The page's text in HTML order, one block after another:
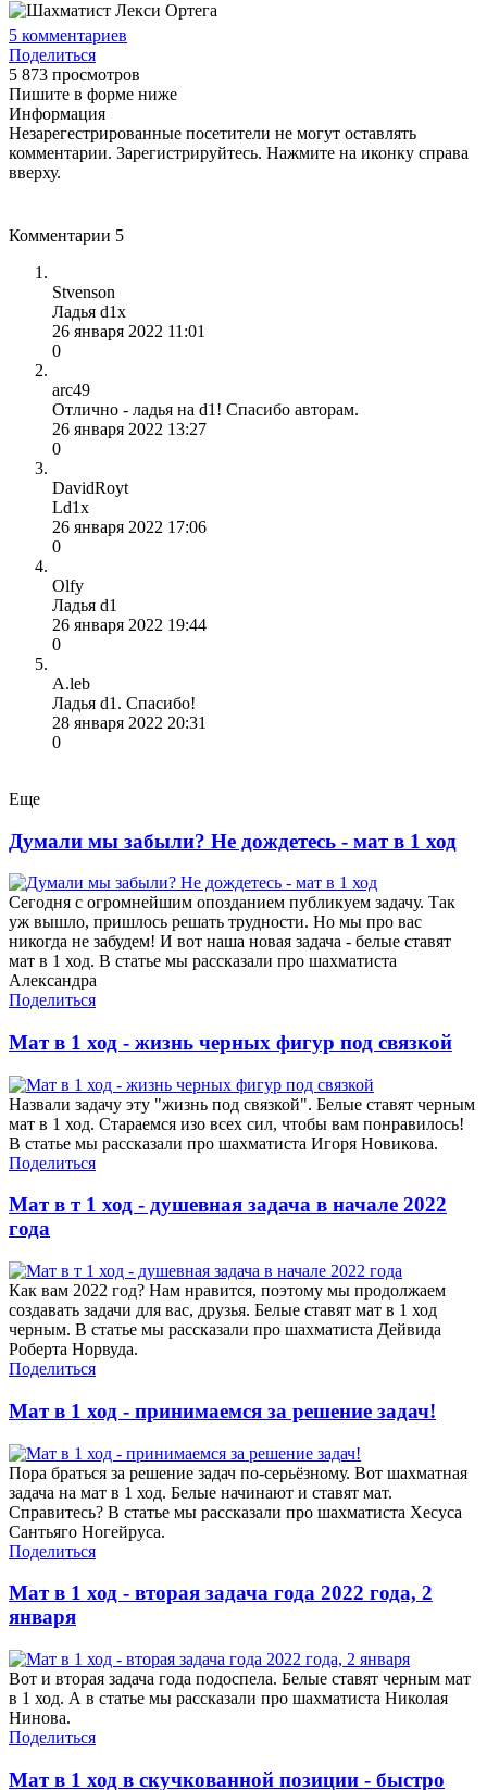
5 комментариев
Поделиться
5 873 просмотров
Пишите в форме ниже
Информация
Незарегестрированные посетители не могут оставлять
комментарии. Зарегистрируйтесь. Нажмите на иконку справа
вверху.
Комментарии 5
Stvenson
Ладья d1x
26 января 2022 11:01
0
arc49
Отлично - ладья на d1! Спасибо авторам.
26 января 2022 13:27
0
DavidRoyt
Ld1x
26 января 2022 17:06
0
Olfy
Ладья d1
26 января 2022 19:44
0
A.leb
Ладья d1. Спасибо!
28 января 2022 20:31
0
Еще
Думали мы забыли? Не дождетесь - мат в 1 ход
Сегодня с огромнейшим опозданием публикуем задачу. Так
уж вышло, пришлось решать трудности. Но мы про вас
никогда не забудем! И вот наша новая задача - белые ставят
мат в 1 ход. В статье мы рассказали про шахматиста
Александра
Поделиться
Мат в 1 ход - жизнь черных фигур под связкой
Назвали задачу эту "жизнь под связкой". Белые ставят черным
мат в 1 ход. Стараемся изо всех сил, чтобы вам понравилось!
В статье мы рассказали про шахматиста Игоря Новикова.
Поделиться
Мат в т 1 ход - душевная задача в начале 2022
года
Как вам 2022 год? Нам нравится, поэтому мы продолжаем
создавать задачи для вас, друзья. Белые ставят мат в 1 ход
черным. В статье мы рассказали про шахматиста Дейвида
Роберта Норвуда.
Поделиться
Мат в 1 ход - принимаемся за решение задач!
Пора браться за решение задач по-серьёзному. Вот шахматная
задача на мат в 1 ход. Белые начинают и ставят мат.
Справитесь? В статье мы рассказали про шахматиста Хесуса
Сантьяго Ногейруса.
Поделиться
Мат в 1 ход - вторая задача года 2022 года, 2
января
Вот и вторая задача года подоспела. Белые ставят черным мат
в 1 ход. А в статье мы рассказали про шахматиста Николая
Нинова.
Поделиться
Мат в 1 ход в скучкованной позиции - быстро